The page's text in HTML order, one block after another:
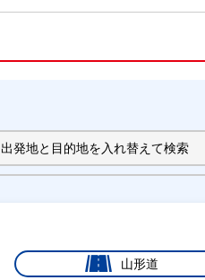
出発地と目的地を入れ替えて検索
山形道